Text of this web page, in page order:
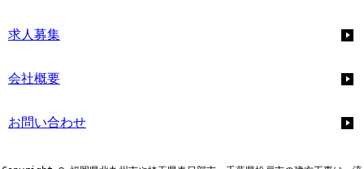
求人募集
会社概要
お問い合わせ